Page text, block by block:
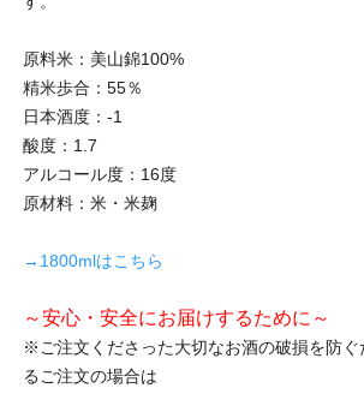
原料米：美山錦100%
精米歩合：55％
日本酒度：-1
酸度：1.7
アルコール度：16度
原材料：米・米麹
→1800mlはこちら
～安心・安全にお届けするために～
※ご注文くださった大切なお酒の破損を防ぐ
るご注文の場合は